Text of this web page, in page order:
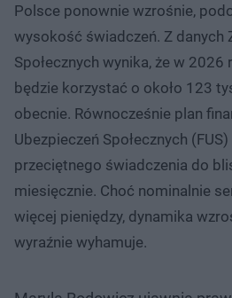
Polsce ponownie wzrośnie,
wysokość świadczeń. Z danych
Społecznych wynika, że w
będzie korzystać o około 123
obecnie. Równocześnie plan
Ubezpieczeń Społecznych
przeciętnego świadczenia do
miesięcznie. Choć nominalnie
więcej pieniędzy, dynamika
wyraźnie wyhamuje.